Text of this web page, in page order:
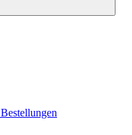
Bestellungen